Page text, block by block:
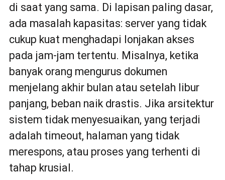
di saat yang sama. Di lapisan paling dasar,
ada masalah kapasitas: server yang tidak
cukup kuat menghadapi lonjakan akses
pada jam-jam tertentu. Misalnya, ketika
banyak orang mengurus dokumen
menjelang akhir bulan atau setelah libur
panjang, beban naik drastis. Jika arsitektur
sistem tidak menyesuaikan, yang terjadi
adalah timeout, halaman yang tidak
merespons, atau proses yang terhenti di
tahap krusial.